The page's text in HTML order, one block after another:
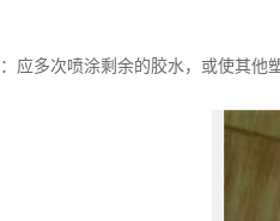
多次喷涂剩余的胶水，或使其他塑